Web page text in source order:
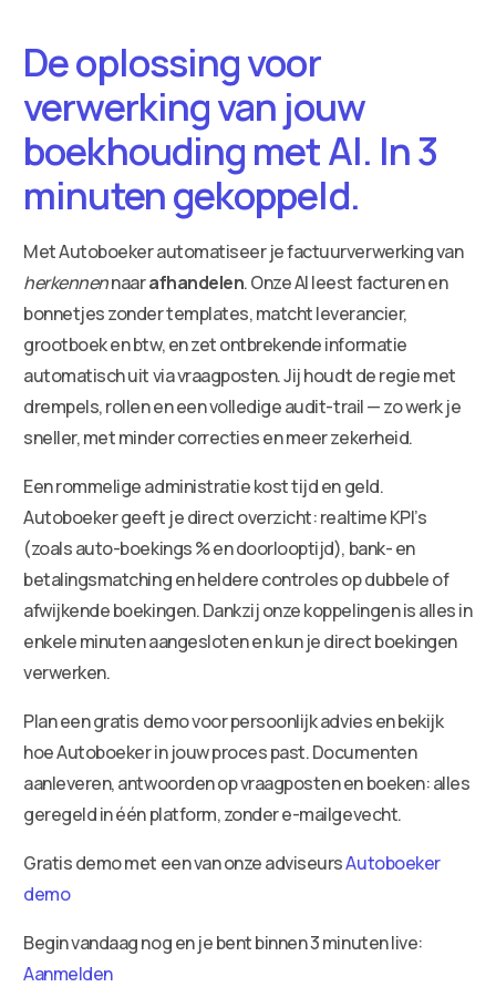
De oplossing voor
verwerking van jouw
boekhouding met AI. In 3
minuten gekoppeld.
Met Autoboeker automatiseer je factuurverwerking van
herkennennaarafhandelen. Onze AI leest facturen en
bonnetjes zonder templates, matcht leverancier,
grootboek en btw, en zet ontbrekende informatie
automatisch uit via vraagposten. Jij houdt de regie met
drempels, rollen en een volledige audit-trail — zo werk je
sneller, met minder correcties en meer zekerheid.
Een rommelige administratie kost tijd en geld.
Autoboeker geeft je direct overzicht: realtime KPI’s
(zoals auto-boekings % en doorlooptijd), bank- en
betalingsmatching en heldere controles op dubbele of
afwijkende boekingen. Dankzij onze koppelingen is alles in
enkele minuten aangesloten en kun je direct boekingen
verwerken.
Plan een gratis demo voor persoonlijk advies en bekijk
hoe Autoboeker in jouw proces past. Documenten
aanleveren, antwoorden op vraagposten en boeken: alles
geregeld in één platform, zonder e-mailgevecht.
Gratis demo met een van onze adviseursAutoboeker
demo
Begin vandaag nog en je bent binnen 3 minuten live:
Aanmelden